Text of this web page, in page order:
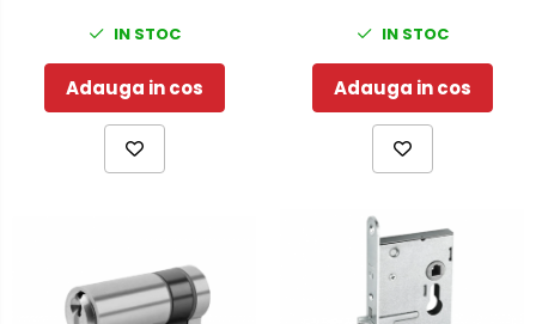
IN STOC
Adauga in cos
IN STOC
Adauga in cos